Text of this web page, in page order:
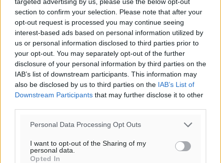
section to confirm your selection. Please note that after your
opt-out request is processed you may continue seeing
interest-based ads based on personal information utilized by
us or personal information disclosed to third parties prior to
your opt-out. You may separately opt-out of the further
disclosure of your personal information by third parties on the
IAB’s list of downstream participants. This information may
also be disclosed by us to third parties on the IAB’s List of
Downstream Participants that may further disclose it to other
Personal Data Processing Opt Outs
I want to opt-out of the Sharing of my
personal data.
Opted In